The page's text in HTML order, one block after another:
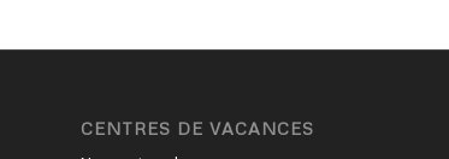
CENTRES DE VACANCES